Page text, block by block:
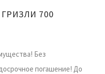
700
Без
погашение! До